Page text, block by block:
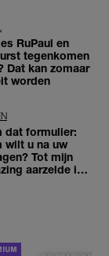
RuPaul en
tegenkomen
Dat kan zomaar
worden
dat formulier:
wilt u na uw
Tot mijn
aarzelde ik